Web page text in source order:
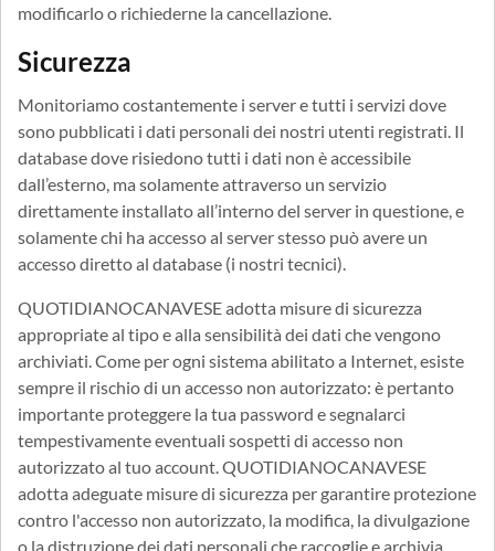
modificarlo o richiederne la cancellazione.
Sicurezza
Monitoriamo costantemente i server e tutti i servizi dove
sono pubblicati i dati personali dei nostri utenti registrati. Il
database dove risiedono tutti i dati non è accessibile
dall’esterno, ma solamente attraverso un servizio
direttamente installato all’interno del server in questione, e
solamente chi ha accesso al server stesso può avere un
accesso diretto al database (i nostri tecnici).
QUOTIDIANOCANAVESE adotta misure di sicurezza
appropriate al tipo e alla sensibilità dei dati che vengono
archiviati. Come per ogni sistema abilitato a Internet, esiste
sempre il rischio di un accesso non autorizzato: è pertanto
importante proteggere la tua password e segnalarci
tempestivamente eventuali sospetti di accesso non
autorizzato al tuo account. QUOTIDIANOCANAVESE
adotta adeguate misure di sicurezza per garantire protezione
contro l'accesso non autorizzato, la modifica, la divulgazione
o la distruzione dei dati personali che raccoglie e archivia.